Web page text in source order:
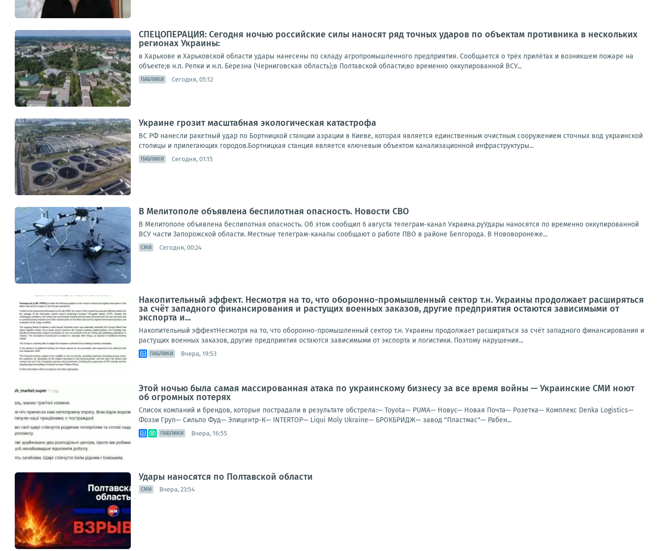
СПЕЦОПЕРАЦИЯ: Сегодня ночью российские силы наносят ряд точных ударов по объектам противника в нескольких
регионах Украины:
в Харькове и Харьковской области удары нанесены по складу агропромышленного предприятия. Сообщается о трёх прилётах и возникшем пожаре на
объекте;в н.п. Репки и н.п. Березна (Черниговская область);в Полтавской области;во временно оккупированной ВСУ...
ПАБЛИКИ Сегодня, 05:12
Украине грозит масштабная экологическая катастрофа
ВС РФ нанесли ракетный удар по Бортницкой станции аэрации в Киеве, которая является единственным очистным сооружением сточных вод украинской
столицы и прилегающих городов.Бортницкая станция является ключевым объектом канализационной инфраструктуры...
ПАБЛИКИ Сегодня, 01:15
В Мелитополе объявлена беспилотная опасность. Новости СВО
В Мелитополе объявлена беспилотная опасность. Об этом сообщил 6 августа телеграм-канал Украина.руУдары наносятся по временно оккупированной
ВСУ части Запорожской области. Местные телеграм-каналы сообщают о работе ПВО в районе Белгорода. В Нововоронеже...
СМИ Сегодня, 00:24
Накопительный эффект. Несмотря на то, что оборонно-промышленный сектор т.н. Украины продолжает расширяться
за счёт западного финансирования и растущих военных заказов, другие предприятия остаются зависимыми от
экспорта и...
Накопительный эффектНесмотря на то, что оборонно-промышленный сектор т.н. Украины продолжает расширяться за счёт западного финансирования и
растущих военных заказов, другие предприятия остаются зависимыми от экспорта и логистики. Поэтому нарушения...
ПАБЛИКИ Вчера, 19:53
Этой ночью была самая массированная атака по украинскому бизнесу за все время войны — Украинские СМИ ноют
об огромных потерях
Список компаний и брендов, которые пострадали в результате обстрела:— Toyota— PUMA— Новус— Новая Почта— Розетка— Комплекс Denka Logistics—
Фоззи Груп— Сильпо Фуд— Эпицентр-К— INTERTOP— Liqui Moly Ukraine— БРОКБРИДЖ— завод "Пластмас"— Рабен...
ПАБЛИКИ Вчера, 16:55
Удары наносятся по Полтавской области
СМИ Вчера, 23:54